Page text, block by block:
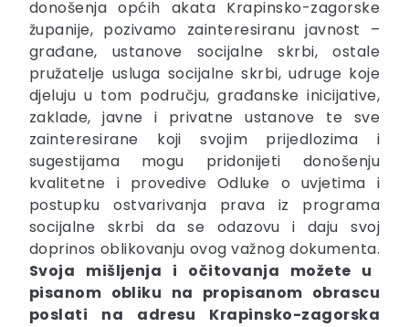
donošenja općih akata Krapinsko-zagorske
županije, pozivamo zainteresiranu javnost –
građane, ustanove socijalne skrbi, ostale
pružatelje usluga socijalne skrbi, udruge koje
djeluju u tom području, građanske inicijative,
zaklade, javne i privatne ustanove te sve
zainteresirane koji svojim prijedlozima i
sugestijama mogu pridonijeti donošenju
kvalitetne i provedive Odluke o uvjetima i
postupku ostvarivanja prava iz programa
socijalne skrbi da se odazovu i daju svoj
doprinos oblikovanju ovog važnog dokumenta.
Svoja mišljenja i očitovanja možete u
pisanom obliku na propisanom obrascu
poslati na adresu Krapinsko-zagorska